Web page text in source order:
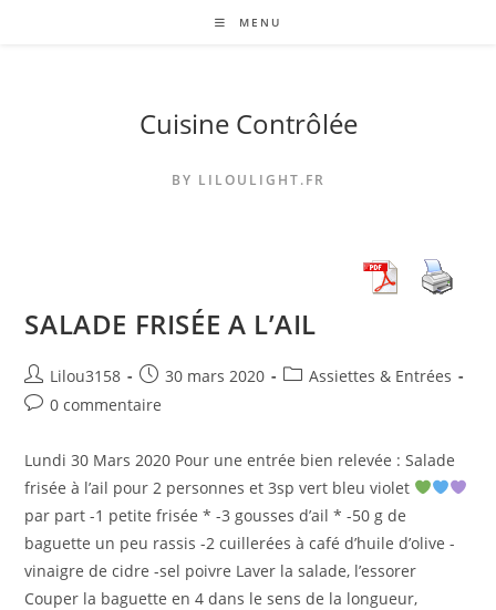
MENU
Cuisine Contrôlée
BY LILOULIGHT.FR
SALADE FRISÉE A L’AIL
Auteur/autrice
de
Lilou3158
Publication
publiée :
30 mars 2020
PostAssiettes & Entrées
Commentaires
la
publication :
0 commentaire
Lundi 30 Mars 2020 Pour une entrée bien relevée : Salade
frisée à l’ail pour 2 personnes et 3sp vert bleu violet
par part -1 petite frisée * -3 gousses d’ail * -50 g de
baguette un peu rassis -2 cuillerées à café d’huile d’olive -
vinaigre de cidre -sel poivre Laver la salade, l’essorer
Couper la baguette en 4 dans le sens de la longueur,